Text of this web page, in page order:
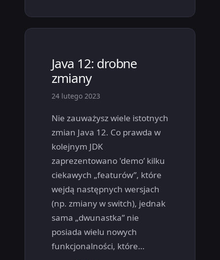
Java 12: drobne
zmiany
24 lutego 2023
Nie zauważysz wiele istotnych
zmian Java 12. Co prawda w
kolejnym JDK
zaprezentowano 'demo’ kilku
ciekawych „featurów”, które
wejdą następnych wersjach
(np. zmiany w switch), jednak
sama „dwunastka” nie
posiada wielu nowych
funkcjonalności, które…